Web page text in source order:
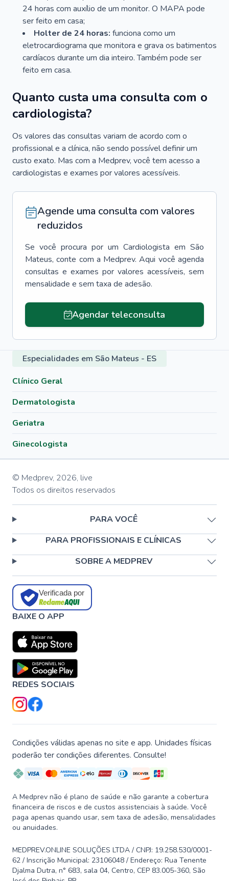
24 horas com auxílio de um monitor. O MAPA pode
ser feito em casa;
Holter de 24 horas: funciona como um
eletrocardiograma que monitora e grava os batimentos
cardíacos durante um dia inteiro. Também pode ser
feito em casa.
Quanto custa uma consulta com o
cardiologista?
Os valores das consultas variam de acordo com o
profissional e a clínica, não sendo possível definir um
custo exato. Mas com a Medprev, você tem acesso a
cardiologistas e exames por valores acessíveis.
Agende uma consulta com valores
reduzidos
Se você procura por um Cardiologista em São
Mateus, conte com a Medprev. Aqui você agenda
consultas e exames por valores acessíveis, sem
mensalidade e sem taxa de adesão.
Agendar teleconsulta
Especialidades em São Mateus - ES
Clínico Geral
Dermatologista
Geriatra
Ginecologista
© Medprev, 2026, live
Todos os direitos reservados
PARA VOCÊ
PARA PROFISSIONAIS E CLÍNICAS
SOBRE A MEDPREV
Verificada por
BAIXE O APP
REDES SOCIAIS
Condições válidas apenas no site e app. Unidades físicas
poderão ter condições diferentes. Consulte!
A Medprev não é plano de saúde e não garante a cobertura
financeira de riscos e de custos assistenciais à saúde. Você
paga apenas quando usar, sem taxa de adesão, mensalidades
ou anuidades.
MEDPREV.ONLINE SOLUÇÕES LTDA / CNPJ: 19.258.530/0001-
62 / Inscrição Municipal: 23106048 / Endereço: Rua Tenente
Djalma Dutra, n° 683, sala 04, Centro, CEP 83.005-360, São